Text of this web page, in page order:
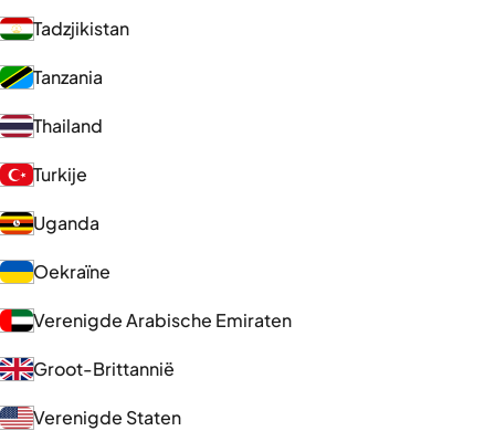
Tadzjikistan
Tanzania
Thailand
Turkije
Uganda
Oekraïne
Verenigde Arabische Emiraten
Groot-Brittannië
Verenigde Staten